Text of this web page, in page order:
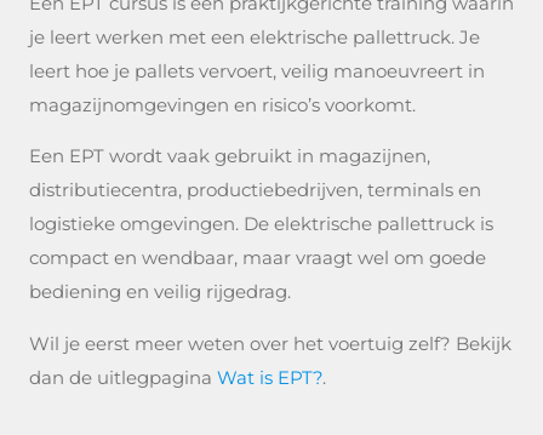
je leert werken met een elektrische pallettruck. Je
leert hoe je pallets vervoert, veilig manoeuvreert in
magazijnomgevingen en risico’s voorkomt.
Een EPT wordt vaak gebruikt in magazijnen,
distributiecentra, productiebedrijven, terminals en
logistieke omgevingen. De elektrische pallettruck is
compact en wendbaar, maar vraagt wel om goede
bediening en veilig rijgedrag.
Wil je eerst meer weten over het voertuig zelf? Bekijk
dan de uitlegpagina Wat is EPT?.